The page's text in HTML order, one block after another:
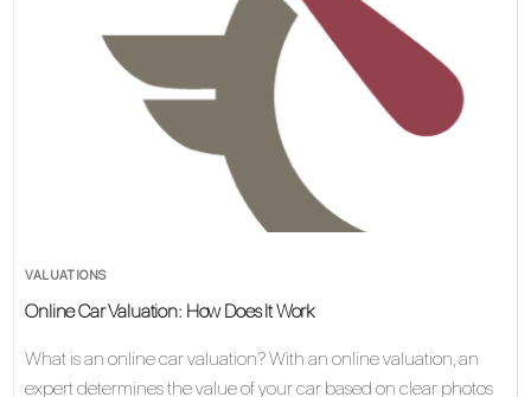
VALUATIONS
Online Car Valuation: How Does It Work
What is an online car valuation? With an online valuation, an
expert determines the value of your car based on clear photos